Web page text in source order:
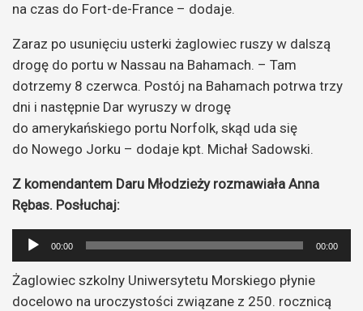
na czas do Fort-de-France – dodaje.
Zaraz po usunięciu usterki żaglowiec ruszy w dalszą
drogę do portu w Nassau na Bahamach. – Tam
dotrzemy 8 czerwca. Postój na Bahamach potrwa trzy
dni i następnie Dar wyruszy w drogę
do amerykańskiego portu Norfolk, skąd uda się
do Nowego Jorku – dodaje kpt. Michał Sadowski.
Z komendantem Daru Młodzieży rozmawiała Anna
Rębas. Posłuchaj:
Odtwarzacz
plików
dźwiękowych
00:00 00:00
Żaglowiec szkolny Uniwersytetu Morskiego płynie
docelowo na uroczystości związane z 250. rocznicą